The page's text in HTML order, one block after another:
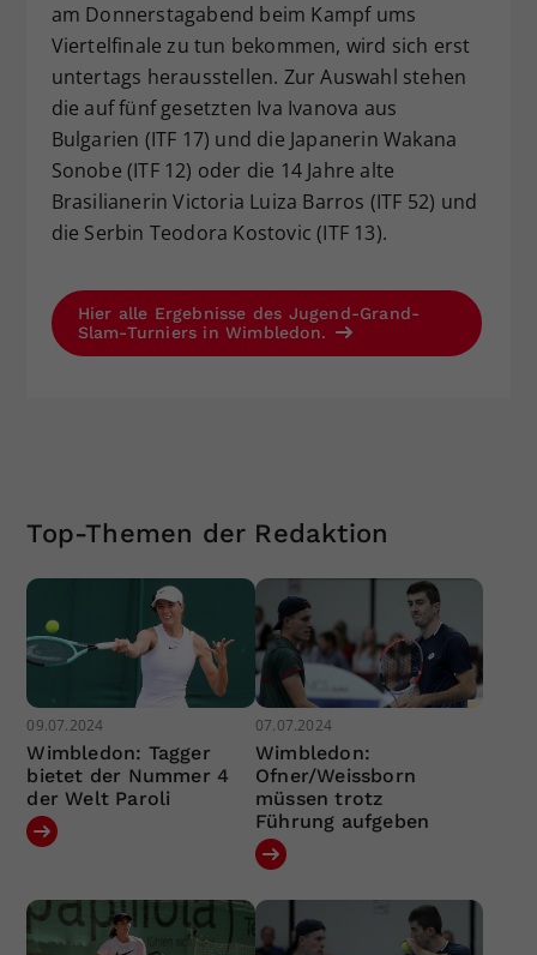
am Donnerstagabend beim Kampf ums
Viertelfinale zu tun bekommen, wird sich erst
untertags herausstellen. Zur Auswahl stehen
die auf fünf gesetzten Iva Ivanova aus
Bulgarien (ITF 17) und die Japanerin Wakana
Sonobe (ITF 12) oder die 14 Jahre alte
Brasilianerin Victoria Luiza Barros (ITF 52) und
die Serbin Teodora Kostovic (ITF 13).
Hier alle Ergebnisse des Jugend-Grand-
Slam-Turniers in Wimbledon.
Top-Themen der Redaktion
09.07.2024
Wimbledon: Tagger
bietet der Nummer 4
der Welt Paroli
07.07.2024
Wimbledon:
Ofner/Weissborn
müssen trotz
Führung aufgeben